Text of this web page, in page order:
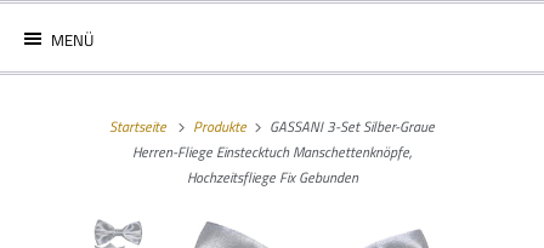
MENÜ
Startseite Produkte
GASSANI 3-Set Silber-Graue
Herren-Fliege Einstecktuch Manschettenknöpfe,
Hochzeitsfliege Fix Gebunden